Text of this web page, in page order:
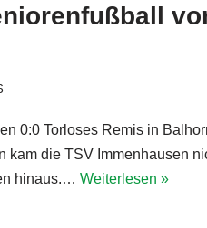
0:0 Torloses Remis in
kam die TSV Immenhausen
hinaus.…Weiterlesen »